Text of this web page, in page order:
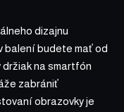
dizajnu
balení budete mať od
držiak na smartfón
zabrániť
obrazovky je